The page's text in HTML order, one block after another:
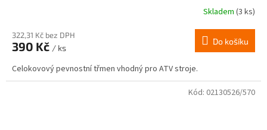
Skladem (3 ks)
322,31 Kč bez DPH
390 Kč / ks
Do košíku
Celokovový pevnostní třmen vhodný pro ATV stroje.
Kód: 02130526/570